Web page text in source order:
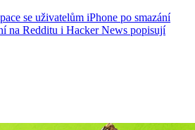
se uživatelům iPhone po smazání
na Redditu i Hacker News popisují